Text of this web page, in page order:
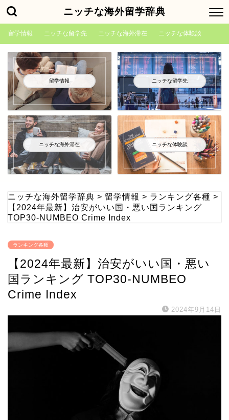
ニッチな海外留学辞典
留学情報 ニッチな留学先 ニッチな海外滞在 ニッチな体験談
留学情報 ニッチな留学先
ニッチな海外滞在 ニッチな体験談
ニッチな海外留学辞典 > 留学情報 > ランキング各種 >
【2024年最新】治安がいい国・悪い国ランキング
TOP30-NUMBEO Crime Index
ランキング各種
【2024年最新】治安がいい国・悪い
国ランキング TOP30-NUMBEO
Crime Index
2024年9月14日